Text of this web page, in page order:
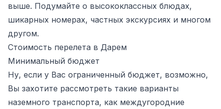
выше. Подумайте о высококлассных блюдах,
шикарных номерах, частных экскурсиях и многом
другом.
Стоимость перелета в Дарем
Минимальный бюджет
Ну, если у Вас ограниченный бюджет, возможно,
Вы захотите рассмотреть такие варианты
наземного транспорта, как междугородние